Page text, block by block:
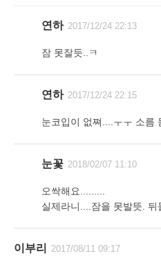
연하 2017/12/24 22:13
잠 못잘듯..ㅋ
연하 2017/12/24 22:15
눈코입이 없쪄....ㅜㅜ 소름
눈꽃 2018/02/07 11:10
오싹해요.........
실제라니....잠을 못발뜻. 뒤
이부리 2017/08/11 09:17